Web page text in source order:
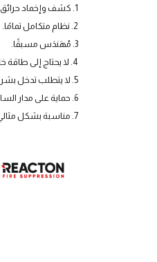
1. كشف وإخماد حرائق تلقائي تمامًا.
2. نظام متكامل تمامًا.
3. مُهَندَس مسبقًا.
4. لا يحتاج إلى طاقة خارجية.
5. لا يتطلب تدخل بشري.
6. حماية على مدار الساعة طوال أيام السنة.
7. مناسبة بشكل مثالي للبيئات القاسية.